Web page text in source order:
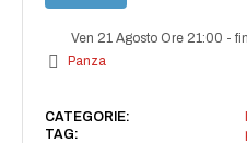
Ven 21 Agosto Ore 21:00 -
Panza
CATEGORIE:
TAG: